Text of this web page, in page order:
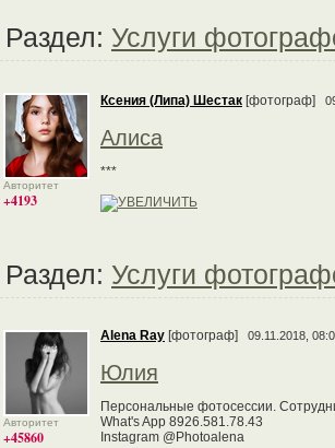
Раздел: Услуги
Авторитет
+4193
Ксения (Липа) Шестак [фотограф]
Алиса
***
Раздел: Услуги
Авторитет
+45860
Alena Ray [фотограф] 09.11.2018,
Юлия
Персональные фотосессии.
What's App 8926.581.78.43
Instagram @Photoalena